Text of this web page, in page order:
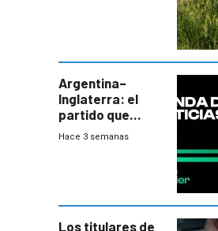
departamental
Argentina–
Inglaterra: el
partido que
nunca termina
Hace 3 semanas
Los titulares de